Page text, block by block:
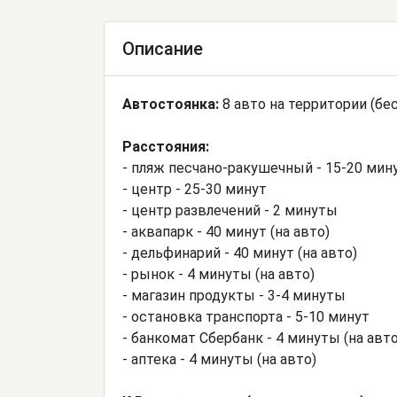
Описание
Автостоянка: 8 авто на территории
Расстояния:
- пляж песчано-ракушечный - 15-20
- центр - 25-30 минут
- центр развлечений - 2 минуты
- аквапарк - 40 минут (на авто)
- дельфинарий - 40 минут (на авто)
- рынок - 4 минуты (на авто)
- магазин продукты - 3-4 минуты
- остановка транспорта - 5-10 минут
- банкомат Сбербанк - 4 минуты (на
- аптека - 4 минуты (на авто)